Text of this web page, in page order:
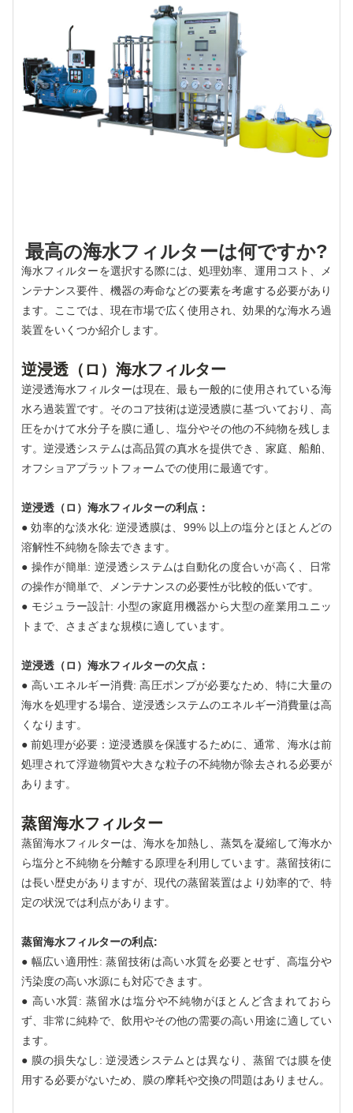
最高の海水フィルターは何ですか?
海水フィルターを選択する際には、処理効率、運用コスト、メ
ンテナンス要件、機器の寿命などの要素を考慮する必要があり
ます。ここでは、現在市場で広く使用され、効果的な海水ろ過
装置をいくつか紹介します。
逆浸透（ロ）海水フィルター
逆浸透海水フィルターは現在、最も一般的に使用されている海
水ろ過装置です。そのコア技術は逆浸透膜に基づいており、高
圧をかけて水分子を膜に通し、塩分やその他の不純物を残しま
す。逆浸透システムは高品質の真水を提供でき、家庭、船舶、
オフショアプラットフォームでの使用に最適です。
逆浸透（ロ）海水フィルターの利点：
● 効率的な淡水化: 逆浸透膜は、99% 以上の塩分とほとんどの
溶解性不純物を除去できます。
● 操作が簡単: 逆浸透システムは自動化の度合いが高く、日常
の操作が簡単で、メンテナンスの必要性が比較的低いです。
● モジュラー設計: 小型の家庭用機器から大型の産業用ユニッ
トまで、さまざまな規模に適しています。
逆浸透（ロ）海水フィルターの欠点：
● 高いエネルギー消費: 高圧ポンプが必要なため、特に大量の
海水を処理する場合、逆浸透システムのエネルギー消費量は高
くなります。
● 前処理が必要：逆浸透膜を保護するために、通常、海水は前
処理されて浮遊物質や大きな粒子の不純物が除去される必要が
あります。
蒸留海水フィルター
蒸留海水フィルターは、海水を加熱し、蒸気を凝縮して海水か
ら塩分と不純物を分離する原理を利用しています。蒸留技術に
は長い歴史がありますが、現代の蒸留装置はより効率的で、特
定の状況では利点があります。
蒸留海水フィルターの利点:
● 幅広い適用性: 蒸留技術は高い水質を必要とせず、高塩分や
汚染度の高い水源にも対応できます。
● 高い水質: 蒸留水は塩分や不純物がほとんど含まれておら
ず、非常に純粋で、飲用やその他の需要の高い用途に適してい
ます。
● 膜の損失なし: 逆浸透システムとは異なり、蒸留では膜を使
用する必要がないため、膜の摩耗や交換の問題はありません。